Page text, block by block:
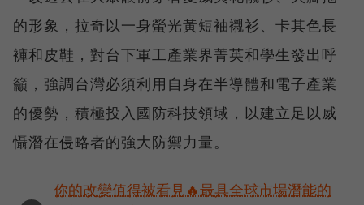
的形象，拉奇以一身螢光黃短袖襯衫、卡其色長
褲和皮鞋，對台下軍工產業界菁英和學生發出呼
籲，強調台灣必須利用自身在半導體和電子產業
的優勢，積極投入國防科技領域，以建立足以威
懾潛在侵略者的強大防禦力量。
你的改變值得被看見🔥最具全球市場潛能的